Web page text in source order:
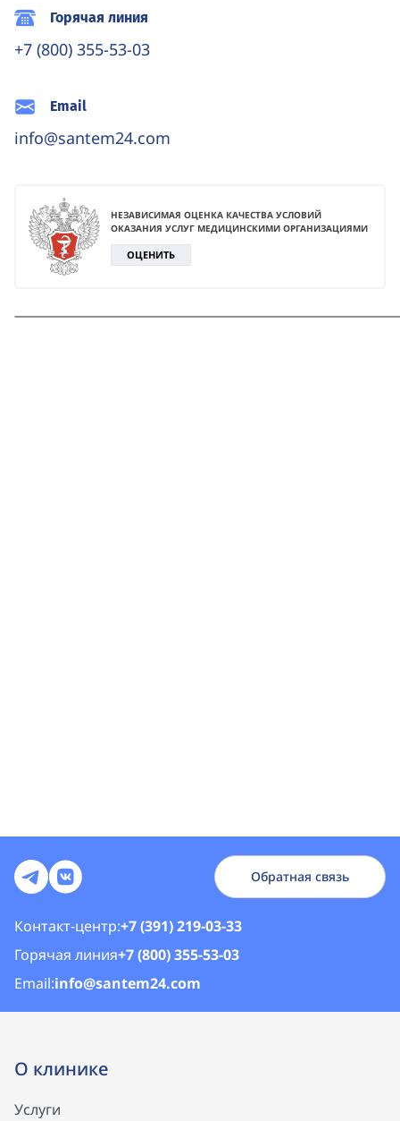
Горячая линия
+7 (800) 355-53-03
Email
info@santem24.com
НЕЗАВИСИМАЯ ОЦЕНКА КАЧЕСТВА УСЛОВИЙ
ОКАЗАНИЯ УСЛУГ МЕДИЦИНСКИМИ ОРГАНИЗАЦИЯМИ
ОЦЕНИТЬ
Контакт-центр:+7 (391) 219-03-33
Горячая линия+7 (800) 355-53-03
Email:info@santem24.com
Обратная связь
О клинике
Услуги